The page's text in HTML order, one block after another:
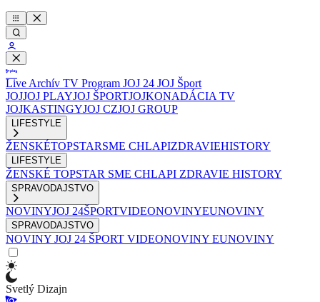
Live Archív TV Program JOJ 24 JOJ Šport
JOJJOJ PLAYJOJ ŠPORTJOJKONADÁCIA TV
JOJKASTINGYJOJ CZJOJ GROUP
LIFESTYLE
ŽENSKÉTOPSTARSME CHLAPIZDRAVIEHISTORY
LIFESTYLE
ŽENSKÉ TOPSTAR SME CHLAPI ZDRAVIE HISTORY
SPRAVODAJSTVO
NOVINYJOJ 24ŠPORTVIDEONOVINYEUNOVINY
SPRAVODAJSTVO
NOVINY JOJ 24 ŠPORT VIDEONOVINY EUNOVINY
Svetlý Dizajn